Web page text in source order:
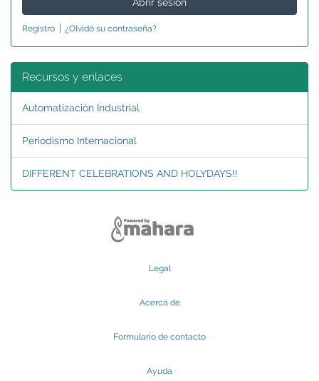
Registro | ¿Olvidó su contraseña?
Recursos y enlaces
Automatización Industrial
Periodismo Internacional
DIFFERENT CELEBRATIONS AND HOLYDAYS!!
Legal
Acerca de
Formulario de contacto
Ayuda